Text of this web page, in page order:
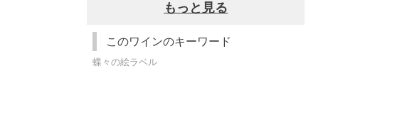
もっと見る
このワインのキーワード
蝶々の絵ラベル